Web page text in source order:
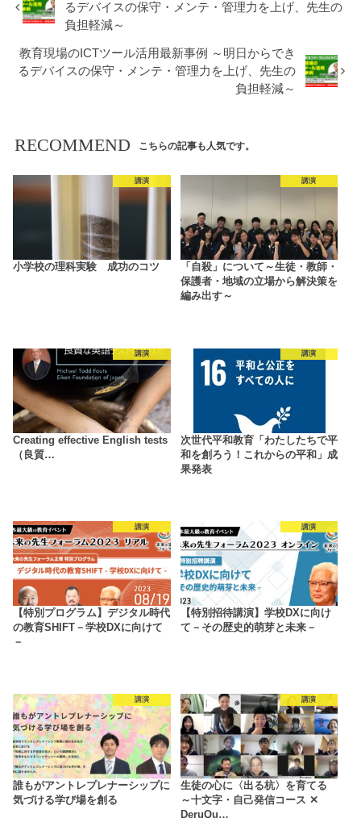
るデバイスの保守・メンテ・管理力を上げ、先生の
負担軽減～
教育現場のICTツール活用最新事例 ～明日からでき
るデバイスの保守・メンテ・管理力を上げ、先生の
負担軽減～
RECOMMEND こちらの記事も人気です。
講演
小学校の理科実験 成功のコツ
講演
「自殺」について～生徒・教師・
保護者・地域の立場から解決策を
編み出す～
講演
Creating effective English tests
（良質…
講演
次世代平和教育「わたしたちで平
和を創ろう！これからの平和」成
果発表
講演
【特別プログラム】デジタル時代
の教育SHIFT－学校DXに向けて
－
講演
【特別招待講演】学校DXに向け
て－その歴史的萌芽と未来－
講演
誰もがアントレプレナーシップに
気づける学び場を創る
講演
生徒の心に〈出る杭〉を育てる
～十文字・自己発信コース ✕
DeruQu…